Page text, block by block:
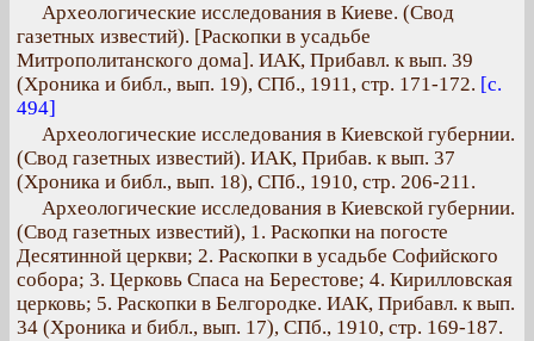
Археологические исследования в Киеве. (Свод
газетных известий). [Раскопки в усадьбе
Митрополитанского дома]. ИАК, Прибавл. к вып. 39
(Хроника и библ., вып. 19), СПб., 1911, стр. 171-172. [с.
494]
Археологические исследования в Киевской губернии.
(Свод газетных известий). ИАК, Прибав. к вып. 37
(Хроника и библ., вып. 18), СПб., 1910, стр. 206-211.
Археологические исследования в Киевской губернии.
(Свод газетных известий), 1. Раскопки на погосте
Десятинной церкви; 2. Раскопки в усадьбе Софийского
собора; 3. Церковь Спаса на Берестове; 4. Кирилловская
церковь; 5. Раскопки в Белгородке. ИАК, Прибавл. к вып.
34 (Хроника и библ., вып. 17), СПб., 1910, стр. 169-187.